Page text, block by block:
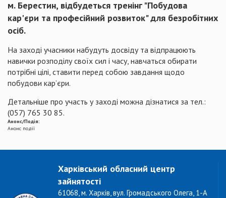
м. Берестин, відбудеться тренінг "Побудова
кар'єри та професійний розвиток" для безробітних
осіб.
На заході учасники набудуть досвіду та відпрацюють
навички розподілу своїх сил і часу, навчаться обирати
потрібні цілі, ставити перед собою завдання щодо
побудови кар’єри.
Детальніше про участь у заході можна дізнатися за тел.:
(057) 765 30 85.
Анонс/Подія:
Анонс події
Харківський обласний центр
зайнятості
61068, м. Харків, вул. Громадського Олега, 1-А